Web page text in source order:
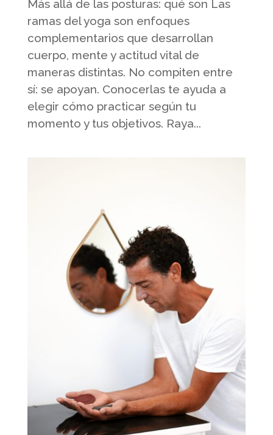
Más allá de las posturas: qué son Las
ramas del yoga son enfoques
complementarios que desarrollan
cuerpo, mente y actitud vital de
maneras distintas. No compiten entre
sí: se apoyan. Conocerlas te ayuda a
elegir cómo practicar según tu
momento y tus objetivos. Raya...